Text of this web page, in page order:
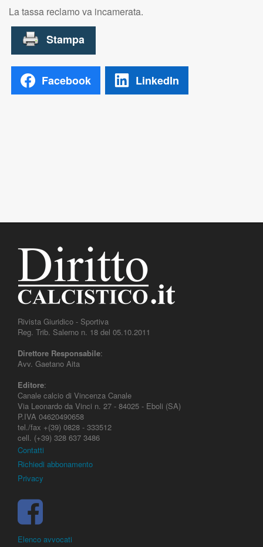
La tassa reclamo va incamerata.
Facebook LinkedIn
Rivista Giuridico - Sportiva
Reg. Trib. Salerno n. 18 del 05.10.2011
Direttore Responsabile:
Avv. Gaetano Aita
Editore:
Canale calcio di Vincenza Canale
Via Leonardo da Vinci n. 27 - 84025 - Eboli (SA)
P.IVA 04620490658
tel./fax +(39) 0828 - 333512
cell. (+39) 328 637 3486
Contatti
Richiedi abbonamento
Privacy
Elenco avvocati